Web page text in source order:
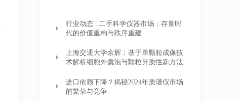
行业动态 | 二手科学仪器市场：存量时
代的价值重构与秩序重建
上海交通大学余辉：基于单颗粒成像技
术解析细胞外囊泡与颗粒异质性新方法
进口依赖下降？揭秘2024年质谱仪市场
的繁荣与竞争